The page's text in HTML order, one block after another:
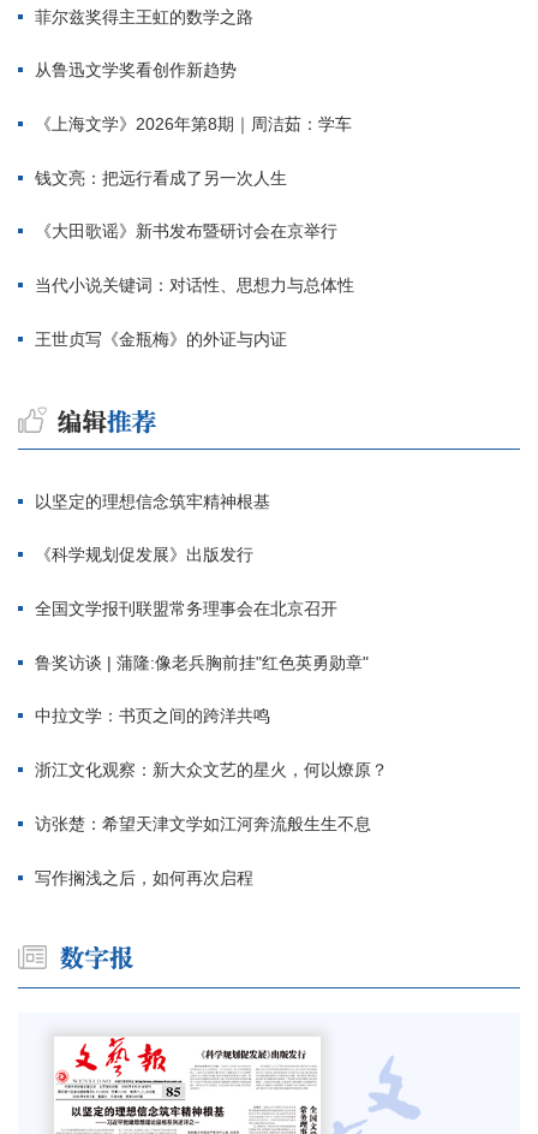
菲尔兹奖得主王虹的数学之路
从鲁迅文学奖看创作新趋势
《上海文学》2026年第8期｜周洁茹：学车
钱文亮：把远行看成了另一次人生
《大田歌谣》新书发布暨研讨会在京举行
当代小说关键词：对话性、思想力与总体性
王世贞写《金瓶梅》的外证与内证
以坚定的理想信念筑牢精神根基
《科学规划促发展》出版发行
全国文学报刊联盟常务理事会在北京召开
鲁奖访谈 | 蒲隆:像老兵胸前挂"红色英勇勋章"
中拉文学：书页之间的跨洋共鸣
浙江文化观察：新大众文艺的星火，何以燎原？
访张楚：希望天津文学如江河奔流般生生不息
写作搁浅之后，如何再次启程